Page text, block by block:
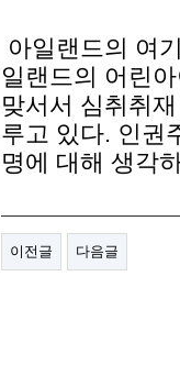
아일랜드의 여
일랜드의 어린
맞서서 심취취
루고 있다. 인권
명에 대해 생각
이전글 다음글